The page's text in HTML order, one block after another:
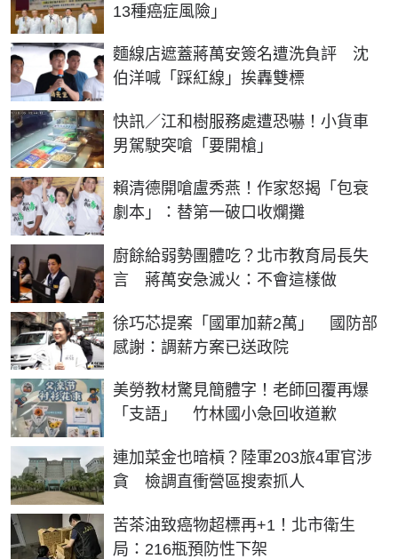
13種癌症風險」
麵線店遮蓋蔣萬安簽名遭洗負評 沈
伯洋喊「踩紅線」挨轟雙標
快訊／江和樹服務處遭恐嚇！小貨車
男駕駛突嗆「要開槍」
賴清德開嗆盧秀燕！作家怒揭「包衰
劇本」：替第一破口收爛攤
廚餘給弱勢團體吃？北市教育局長失
言 蔣萬安急滅火：不會這樣做
徐巧芯提案「國軍加薪2萬」 國防部
感謝：調薪方案已送政院
美勞教材驚見簡體字！老師回覆再爆
「支語」 竹林國小急回收道歉
連加菜金也暗槓？陸軍203旅4軍官涉
貪 檢調直衝營區搜索抓人
苦茶油致癌物超標再+1！北市衛生
局：216瓶預防性下架